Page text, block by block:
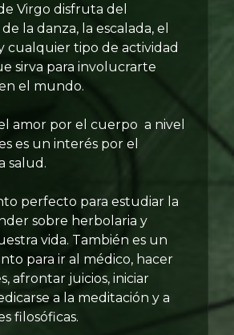
Virgo disfruta del
la danza, la escalada, el
cualquier tipo de actividad
sirva para involucrarte
el mundo.
amor por el cuerpo a nivel
es un interés por el
salud.
perfecto para estudiar la
sobre herbolaria y
vida. También es un
para ir al médico, hacer
afrontar juicios, iniciar
a la meditación y a
filosóficas.